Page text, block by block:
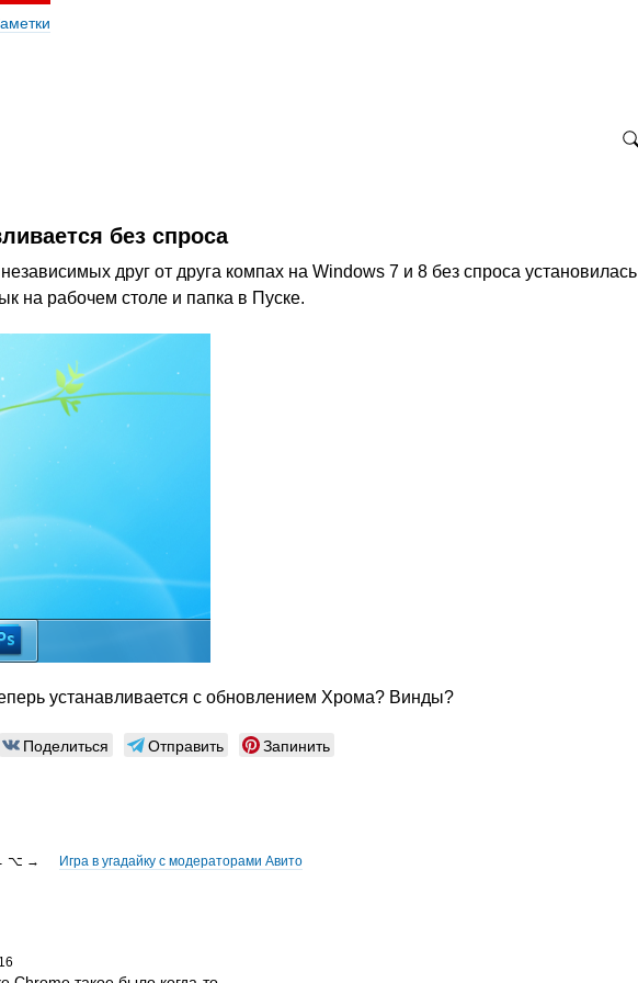
без спроса
друг от друга компах на Windows 7 и 8 без спроcа установилась
на рабочем столе и папка в Пуске.
устанавливается с обновлением Хрома? Винды?
Поделиться Отправить Запинить
⌥ → Игра в угадайку с модераторами Авито